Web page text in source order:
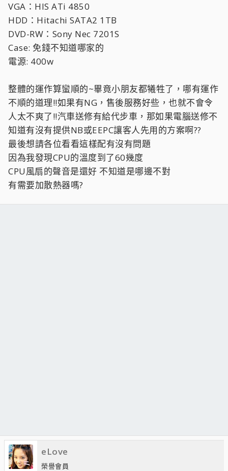
VGA：HIS ATi 4850
HDD：Hitachi SATA2 1TB
DVD-RW：Sony Nec 7201S
Case: 免錢不知道哪家的
電源: 400w
整體的運作算蠻順的~畢竟小朋友都犧牲了，哪有運作
不順的道理!!如果有NG，售後服務好些，也就不會令
人太不爽了!!汽車送修有給代步車，那如果電腦送修不
知道有沒有提供NB或EEPC讓客人先用的方案啊??
最後想請各位看看這樣配有沒有問題
因為我發現CPU的溫度到了60幾度
CPU風扇的聲音是還好 不知道是哪邊不對
有需要加散熱器嗎?
eLove
榮譽會員